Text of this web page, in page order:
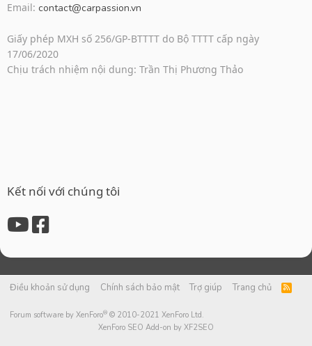
Email: contact@carpassion.vn
Giấy phép MXH số 256/GP-BTTTT do Bộ TTTT cấp ngày
17/06/2020
Chịu trách nhiệm nội dung: Trần Thị Phương Thảo
Kết nối với chúng tôi
Điều khoản sử dụng Chính sách bảo mật Trợ giúp Trang chủ
R
S
Forum software by XenForo® © 2010-2021 XenForo Ltd.
XenForo SEO Add-on by XF2SEO